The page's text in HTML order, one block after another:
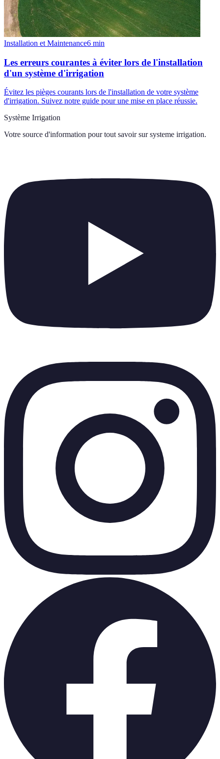
Installation et Maintenance6 min
Les erreurs courantes à éviter lors de l'installation
d'un système d'irrigation
Évitez les pièges courants lors de l'installation de votre système
d'irrigation. Suivez notre guide pour une mise en place réussie.
Système Irrigation
Votre source d'information pour tout savoir sur systeme irrigation.